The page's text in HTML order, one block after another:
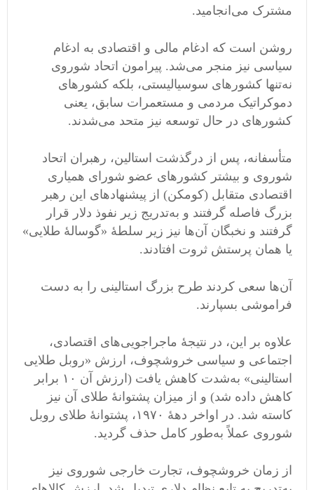
مشترک می‌انجامید.
روشن است که ادغام مالی و اقتصادی به ادغام
سیاسی نیز منجر می‌شد. پیرامون اتحاد شوروی
نه‌تنها کشورهای سوسیالیستی، بلکه کشورهای
دموکراتیک مردمی و مستعمرات سابق، یعنی
کشورهای در حال توسعه نیز متحد می‌شدند.
متأسفانه، پس از درگذشت استالین، رهبران اتحاد
شوروی و بیشتر کشورهای عضو شورای همیاری
اقتصادی متقابل (کومکن) از پیشنهادهای این رهبر
بزرگ فاصله گرفتند و به‌تدریج زیر نفوذ دلار قرار
گرفتند و نخبگان آن‌ها نیز زیر سلطۀ «گوسالۀ طلایی»
یا همان پرستش ثروت افتادند.
آن‌ها سعی کردند طرح بزرگ استالینی را به دست
فراموشی بسپارند.
علاوه بر این، در نتیجۀ ماجراجویی‌های اقتصادی،
اجتماعی و سیاسی خروشچوف، ارزش «روبل طلایی
استالینی» به‌شدت کاهش یافت (ارزش آن ۱۰ برابر
کاهش داده شد) و از میزان پشتوانۀ طلای آن نیز
کاسته شد. در اواخر دهۀ ۱۹۷۰، پشتوانۀ طلای روبل
شوروی عملاً به‌طور کامل حذف گردید.
از زمان خروشچوف، تجارت خارجی شوروی نیز